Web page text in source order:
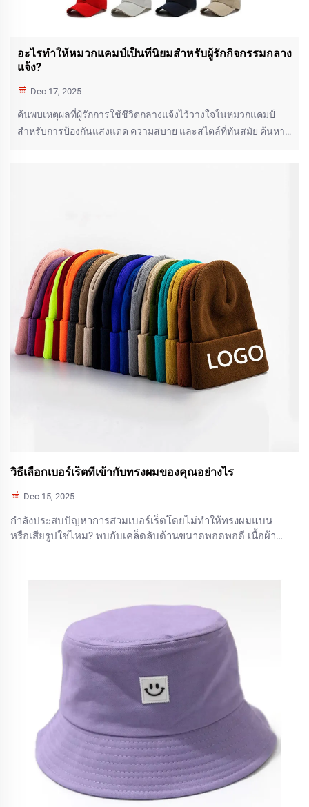
อะไรทำให้หมวกแคมป์เป็นที่นิยมสำหรับผู้รักกิจกรรมกลาง
แจ้ง?
Dec 17, 2025
ค้นพบเหตุผลที่ผู้รักการใช้ชีวิตกลางแจ้งไว้วางใจในหมวกแคมป์
สำหรับการป้องกันแสงแดด ความสบาย และสไตล์ที่ทันสมัย ค้นหา
วิธีเลือกเบอร์เร็ตที่เข้ากับทรงผมของคุณอย่างไร
Dec 15, 2025
กำลังประสบปัญหาการสวมเบอร์เร็ตโดยไม่ทำให้ทรงผมแบน
หรือเสียรูปใช่ไหม? พบกับเคล็ดลับด้านขนาดพอดพอดี เนื้อผ้า